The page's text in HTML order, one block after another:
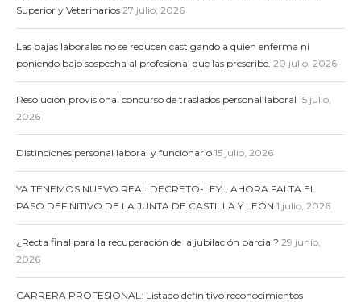
Superior y Veterinarios 27 julio, 2026
Las bajas laborales no se reducen castigando a quien enferma ni
poniendo bajo sospecha al profesional que las prescribe. 20 julio, 2026
Resolución provisional concurso de traslados personal laboral 15 julio,
2026
Distinciones personal laboral y funcionario 15 julio, 2026
YA TENEMOS NUEVO REAL DECRETO-LEY… AHORA FALTA EL
PASO DEFINITIVO DE LA JUNTA DE CASTILLA Y LEÓN 1 julio, 2026
¿Recta final para la recuperación de la jubilación parcial? 29 junio,
2026
CARRERA PROFESIONAL: Listado definitivo reconocimientos